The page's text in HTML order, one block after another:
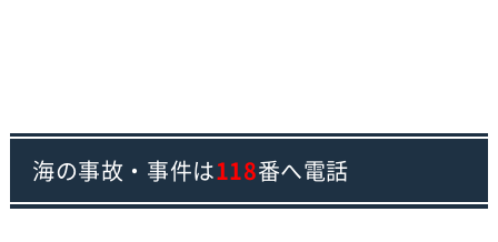
海の事故・事件は118番へ電話